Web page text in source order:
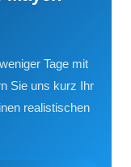
Tage mit
Sie uns kurz Ihr
realistischen